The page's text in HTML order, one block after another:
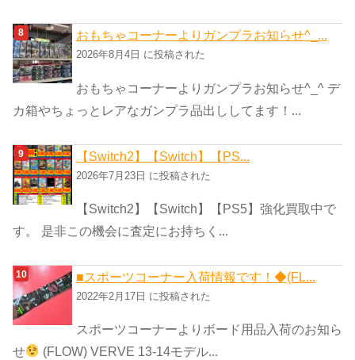
おもちゃコーナーよりガンプラお知らせ^_...
2026年8月4日 に投稿された
おもちゃコーナーよりガンプラお知らせ^_^ デ
カ箱やちょっとレアなガンプラ品出ししてます！...
【Switch2】【Switch】【PS...
2026年7月23日 に投稿された
【Switch2】【Switch】【PS5】強化買取中で
す。 是非この機会に査定にお持ちく...
■スポーツコーナー入荷情報です！◆(FL...
2022年2月17日 に投稿された
スポーツコーナーよりボード用品入荷のお知ら
せ
(FLOW) VERVE 13-14モデル...